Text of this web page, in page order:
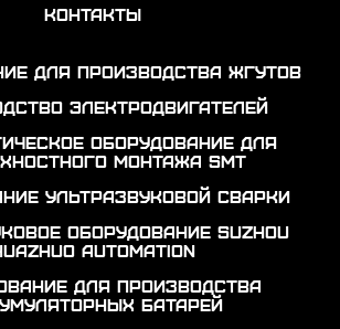
контакты
для производства жгутов
электродвигателей
оборудование для
монтажа SMT
ультразвуковой сварки
оборудование Suzhou
automation
для производства
батарей